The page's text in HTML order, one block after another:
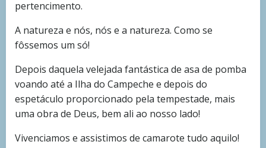
pertencimento.
A natureza e nós, nós e a natureza. Como se
fôssemos um só!
Depois daquela velejada fantástica de asa de pomba
voando até a Ilha do Campeche e depois do
espetáculo proporcionado pela tempestade, mais
uma obra de Deus, bem ali ao nosso lado!
Vivenciamos e assistimos de camarote tudo aquilo!